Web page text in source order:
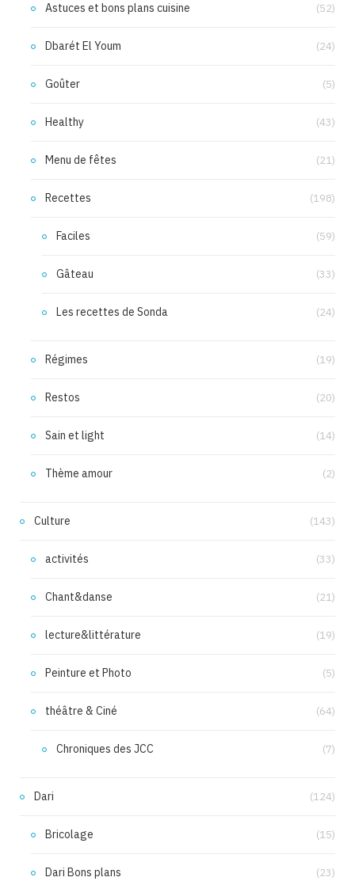
Astuces et bons plans cuisine (52)
Dbarét El Youm (24)
Goûter (5)
Healthy (43)
Menu de fêtes (21)
Recettes (198)
Faciles (59)
Gâteau (33)
Les recettes de Sonda (24)
Régimes (19)
Restos (20)
Sain et light (14)
Thème amour (2)
Culture (143)
activités (33)
Chant&danse (21)
lecture&littérature (19)
Peinture et Photo (5)
théâtre & Ciné (64)
Chroniques des JCC (7)
Dari (124)
Bricolage (15)
Dari Bons plans (23)